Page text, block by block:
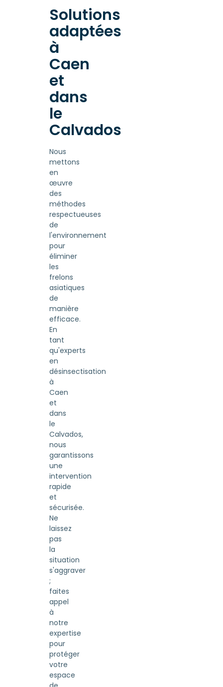
Solutions
adaptées
à
Caen
et
dans
le
Calvados
Nous
mettons
en
œuvre
des
méthodes
respectueuses
de
l'environnement
pour
éliminer
les
frelons
asiatiques
de
manière
efficace.
En
tant
qu'experts
en
désinsectisation
à
Caen
et
dans
le
Calvados,
nous
garantissons
une
intervention
rapide
et
sécurisée.
Ne
laissez
pas
la
situation
s'aggraver
;
faites
appel
à
notre
expertise
pour
protéger
votre
espace